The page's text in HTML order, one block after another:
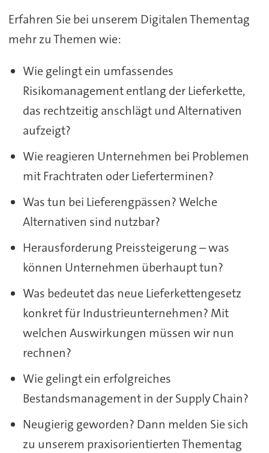
Erfahren Sie bei unserem Digitalen Thementag
mehr zu Themen wie:
Wie gelingt ein umfassendes
Risikomanagement entlang der Lieferkette,
das rechtzeitig anschlägt und Alternativen
aufzeigt?
Wie reagieren Unternehmen bei Problemen
mit Frachtraten oder Lieferterminen?
Was tun bei Lieferengpässen? Welche
Alternativen sind nutzbar?
Herausforderung Preissteigerung – was
können Unternehmen überhaupt tun?
Was bedeutet das neue Lieferkettengesetz
konkret für Industrieunternehmen? Mit
welchen Auswirkungen müssen wir nun
rechnen?
Wie gelingt ein erfolgreiches
Bestandsmanagement in der Supply Chain?
Neugierig geworden? Dann melden Sie sich
zu unserem praxisorientierten Thementag